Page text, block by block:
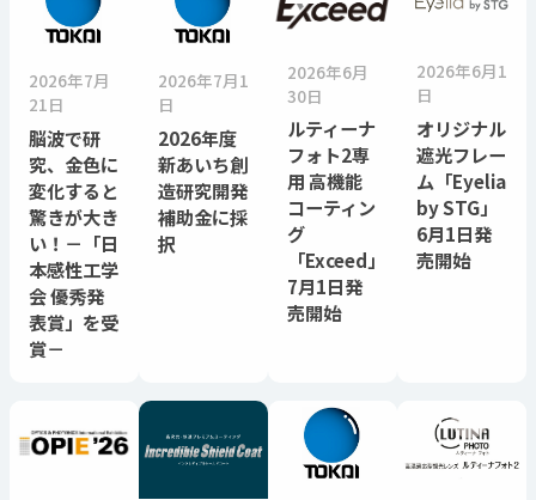
2026年7月
21日
脳波で研
究、金色に
変化すると
驚きが大き
い！－「日
本感性工学
会 優秀発
表賞」を受
賞－
2026年7月1
日
2026年度
新あいち創
造研究開発
補助金に採
択
2026年6月
30日
ルティーナ
フォト2専
用 高機能
コーティン
グ
「Exceed」
7月1日発
売開始
2026年6月1
日
オリジナル
遮光フレー
ム「Eyelia
by STG」
6月1日発
売開始